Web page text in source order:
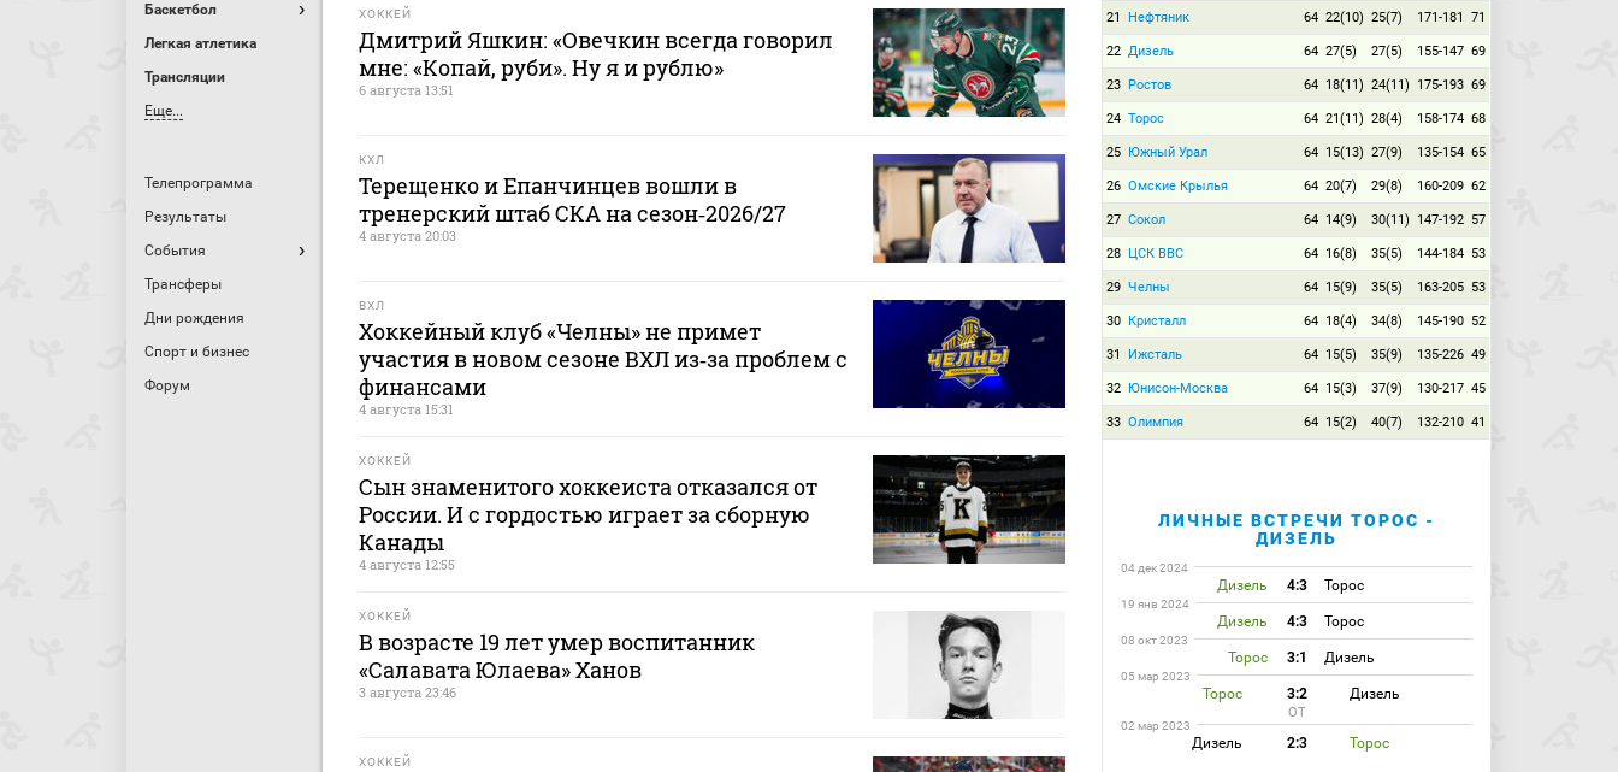
Баскетбол
Легкая атлетика
Трансляции
Еще...
Телепрограмма
Результаты
События
Трансферы
Дни рождения
Спорт и бизнес
Форум
ХОККЕЙ
Дмитрий Яшкин: «Овечкин всегда говорил
мне: «Копай, руби». Ну я и рублю»
6 августа 13:51
КХЛ
Терещенко и Епанчинцев вошли в
тренерский штаб СКА на сезон‑2026/27
4 августа 20:03
ВХЛ
Хоккейный клуб «Челны» не примет
участия в новом сезоне ВХЛ из‑за проблем с
финансами
4 августа 15:31
ХОККЕЙ
Сын знаменитого хоккеиста отказался от
России. И с гордостью играет за сборную
Канады
4 августа 12:55
ХОККЕЙ
В возрасте 19 лет умер воспитанник
«Салавата Юлаева» Ханов
3 августа 23:46
ХОККЕЙ
21 Нефтяник 64 22(10) 25(7) 171-181 71
22 Дизель 64 27(5) 27(5) 155-147 69
23 Ростов 64 18(11) 24(11) 175-193 69
24 Торос 64 21(11) 28(4) 158-174 68
25 Южный Урал 64 15(13) 27(9) 135-154 65
26 Омские Крылья 64 20(7) 29(8) 160-209 62
27 Сокол 64 14(9) 30(11) 147-192 57
28 ЦСК ВВС 64 16(8) 35(5) 144-184 53
29 Челны 64 15(9) 35(5) 163-205 53
30 Кристалл 64 18(4) 34(8) 145-190 52
31 Ижсталь 64 15(5) 35(9) 135-226 49
32 Юнисон-Москва 64 15(3) 37(9) 130-217 45
33 Олимпия 64 15(2) 40(7) 132-210 41
ЛИЧНЫЕ ВСТРЕЧИ ТОРОС -
ДИЗЕЛЬ
04 дек 2024
Дизель 4:3 Торос
19 янв 2024
Дизель 4:3 Торос
08 окт 2023
Торос 3:1 Дизель
05 мар 2023
Торос 3:2 Дизель
ОТ
02 мар 2023
Дизель 2:3 Торос